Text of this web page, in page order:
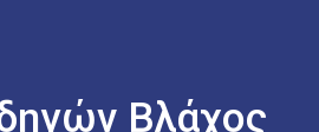
Βλάχος